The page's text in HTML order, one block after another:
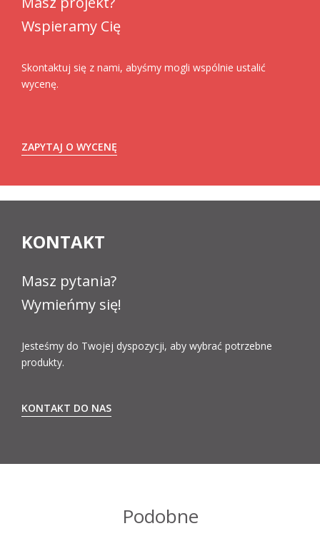
Wspieramy Cię
Skontaktuj się z nami, abyśmy mogli wspólnie ustalić
wycenę.
ZAPYTAJ O WYCENĘ
KONTAKT
Masz pytania?
Wymieńmy się!
Jesteśmy do Twojej dyspozycji, aby wybrać potrzebne
produkty.
KONTAKT DO NAS
Podobne